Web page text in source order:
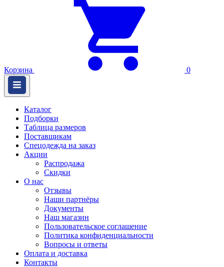
Корзина 0
Каталог
Подборки
Таблица размеров
Поставщикам
Спецодежда на заказ
Акции
Распродажа
Скидки
О нас
Отзывы
Наши партнёры
Документы
Наш магазин
Пользовательское соглашение
Политика конфиденциальности
Вопросы и ответы
Оплата и доставка
Контакты